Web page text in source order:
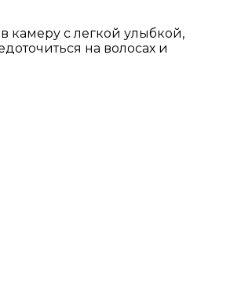
с легкой улыбкой,
на волосах и